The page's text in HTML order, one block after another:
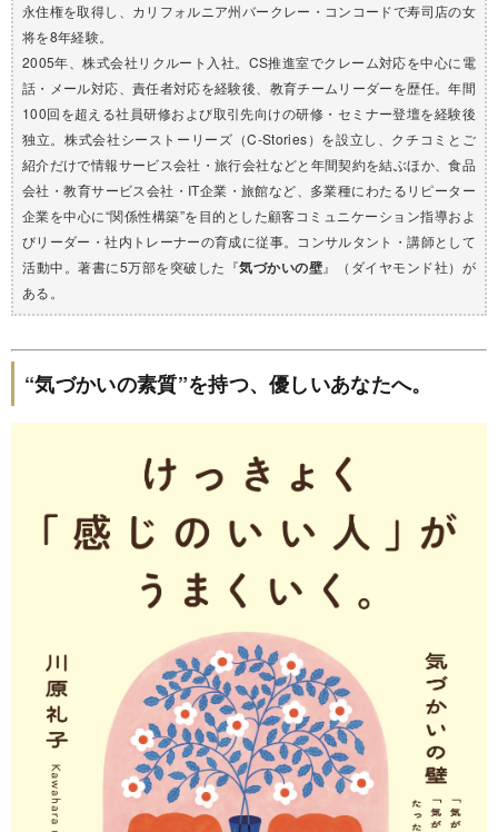
永住権を取得し、カリフォルニア州バークレー・コンコードで寿司店の女
将を8年経験。
2005年、株式会社リクルート入社。CS推進室でクレーム対応を中心に電
話・メール対応、責任者対応を経験後、教育チームリーダーを歴任。年間
100回を超える社員研修および取引先向けの研修・セミナー登壇を経験後
独立。株式会社シーストーリーズ（C-Stories）を設立し、クチコミとご
紹介だけで情報サービス会社・旅行会社などと年間契約を結ぶほか、食品
会社・教育サービス会社・IT企業・旅館など、多業種にわたるリピーター
企業を中心に“関係性構築”を目的とした顧客コミュニケーション指導およ
びリーダー・社内トレーナーの育成に従事。コンサルタント・講師として
活動中。著書に5万部を突破した『気づかいの壁』（ダイヤモンド社）が
ある。
“気づかいの素質”を持つ、優しいあなたへ。